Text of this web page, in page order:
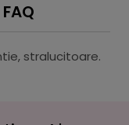
FAQ
stralucitoare.